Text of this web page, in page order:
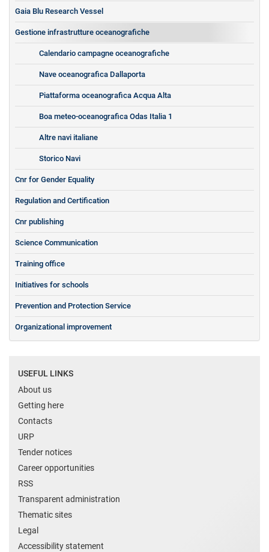
Gaia Blu Research Vessel
Gestione infrastrutture oceanografiche
Calendario campagne oceanografiche
Nave oceanografica Dallaporta
Piattaforma oceanografica Acqua Alta
Boa meteo-oceanografica Odas Italia 1
Altre navi italiane
Storico Navi
Cnr for Gender Equality
Regulation and Certification
Cnr publishing
Science Communication
Training office
Initiatives for schools
Prevention and Protection Service
Organizational improvement
USEFUL LINKS
About us
Getting here
Contacts
URP
Tender notices
Career opportunities
RSS
Transparent administration
Thematic sites
Legal
Accessibility statement